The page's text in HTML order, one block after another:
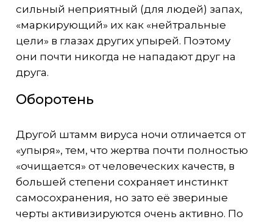
сильный неприятный (для людей) запах,
«маркирующий» их как «нейтральные
цели» в глазах других упырей. Поэтому
они почти никогда не нападают друг на
друга.
Оборотень
Другой штамм вируса ночи отличается от
«упыря», тем, что жертва почти полностью
«очищается» от человеческих качеств, в
большей степени сохраняет инстинкт
самосохранения, но зато её звериные
черты активизируются очень активно. По